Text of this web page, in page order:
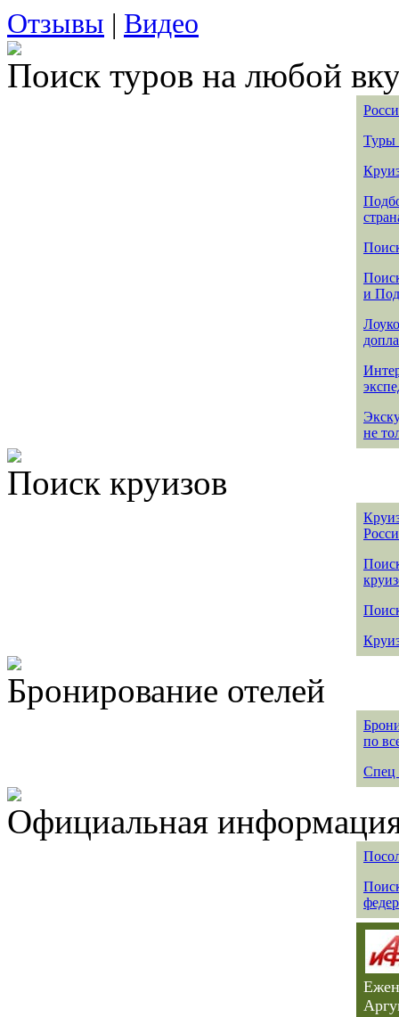
Отзывы | Видео
Поиск туров на любой
Туры
и
не
Поиск круизов
Бронирование отелей
по
Спец
Официальная